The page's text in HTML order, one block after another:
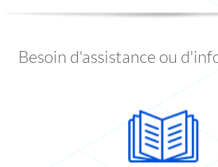
Besoin d'assistance ou